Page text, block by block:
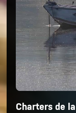
Charters de